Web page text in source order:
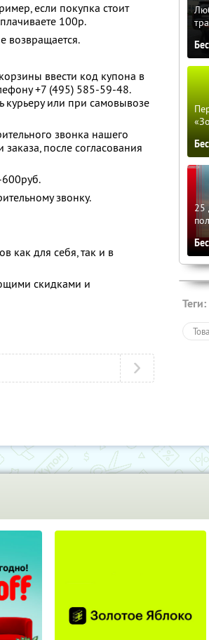
если покупка стоит
100р.
возвращается.
ввести код купона в
+7 (495) 585-59-48.
или при самовывозе
звонка нашего
после согласования
звонку.
как для себя, так и в
скидками и
25
Теги: